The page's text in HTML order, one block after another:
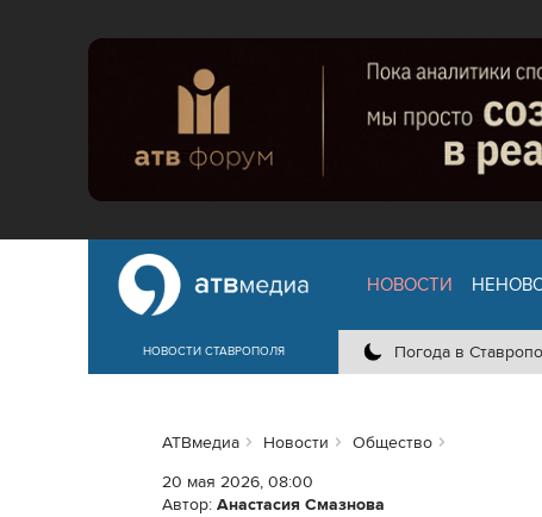
НОВОСТИ СТАВРОПОЛЯ
НОВОСТИ
Погода в
АТВмедиа Новости
Общество
20 мая 2026, 08:00
Автор: Анастасия Смазнова